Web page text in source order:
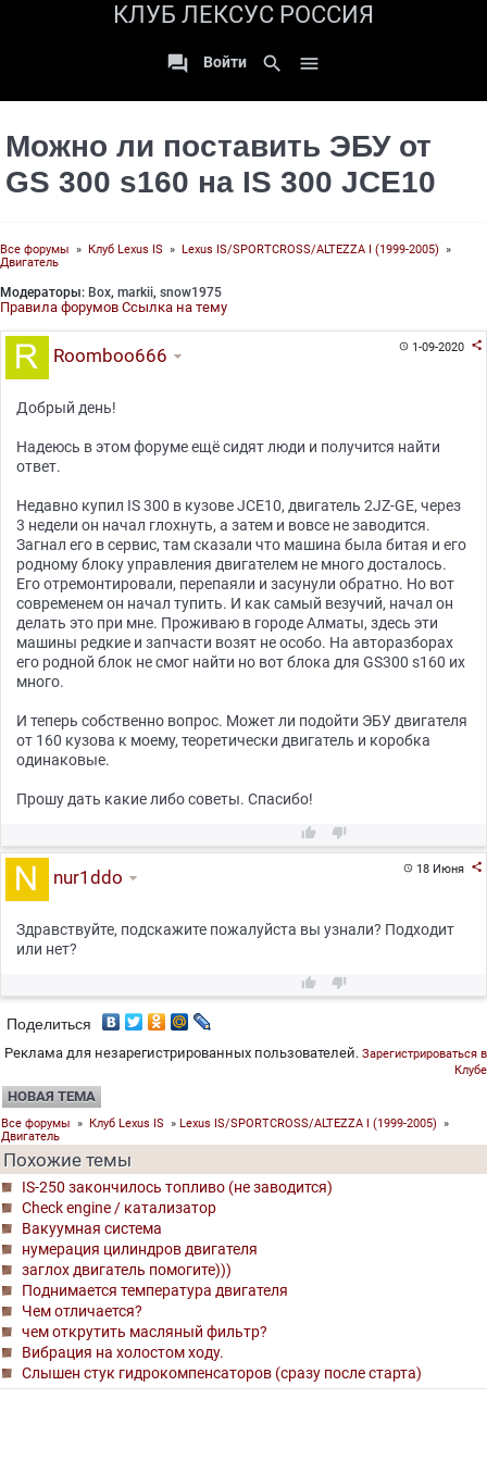
КЛУБ ЛЕКСУС РОССИЯ
 Войти search 
Можно ли поставить ЭБУ от
GS 300 s160 на IS 300 JCE10
Все форумы » Клуб Lexus IS » Lexus IS/SPORTCROSS/ALTEZZA I (1999-2005) »
Двигатель
Модераторы: Box, markii, snow1975
Правила форумов Ссылка на тему
1-09-2020 
Roomboo666
Добрый день!
Надеюсь в этом форуме ещё сидят люди и получится найти
ответ.
Недавно купил IS 300 в кузове JCE10, двигатель 2JZ-GE, через
3 недели он начал глохнуть, а затем и вовсе не заводится.
Загнал его в сервис, там сказали что машина была битая и его
родному блоку управления двигателем не много досталось.
Его отремонтировали, перепаяли и засунули обратно. Но вот
современем он начал тупить. И как самый везучий, начал он
делать это при мне. Проживаю в городе Алматы, здесь эти
машины редкие и запчасти возят не особо. На авторазборах
его родной блок не смог найти но вот блока для GS300 s160 их
много.
И теперь собственно вопрос. Может ли подойти ЭБУ двигателя
от 160 кузова к моему, теоретически двигатель и коробка
одинаковые.
Прошу дать какие либо советы. Спасибо!
 
18 Июня 
nur1ddo
Здравствуйте, подскажите пожалуйста вы узнали? Подходит
или нет?
 
Поделиться
Реклама для незарегистрированных пользователей. Зарегистрироваться в
Клубе
НОВАЯ ТЕМА
Все форумы » Клуб Lexus IS » Lexus IS/SPORTCROSS/ALTEZZA I (1999-2005) »
Двигатель
Похожие темы
IS-250 закончилось топливо (не заводится)
Check engine / катализатор
Вакуумная система
нумерация цилиндров двигателя
заглох двигатель помогите)))
Поднимается температура двигателя
Чем отличается?
чем открутить масляный фильтр?
Вибрация на холостом ходу.
Слышен стук гидрокомпенсаторов (сразу после старта)